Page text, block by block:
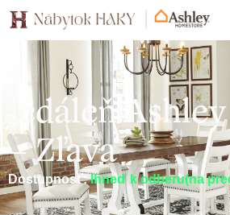
Jedáleň
– Zľava
Dostupnosť: Ihneď k odberu(na